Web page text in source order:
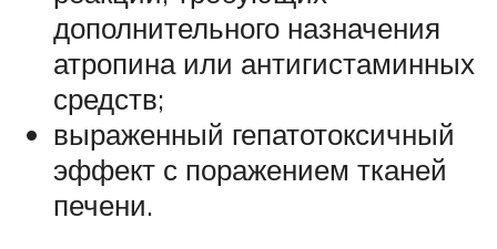
дополнительного назначения
атропина или антигистаминных
средств;
выраженный гепатотоксичный
эффект с поражением тканей
печени.